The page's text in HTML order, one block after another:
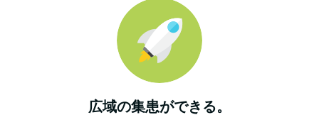
広域の集患ができる。